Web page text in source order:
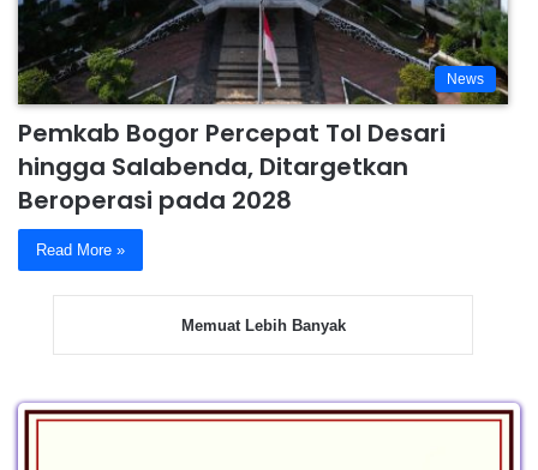
News
Pemkab Bogor Percepat Tol Desari
hingga Salabenda, Ditargetkan
Beroperasi pada 2028
Read More »
Memuat Lebih Banyak